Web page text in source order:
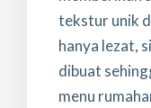
tekstur unik
hanya lezat,
dibuat
menu